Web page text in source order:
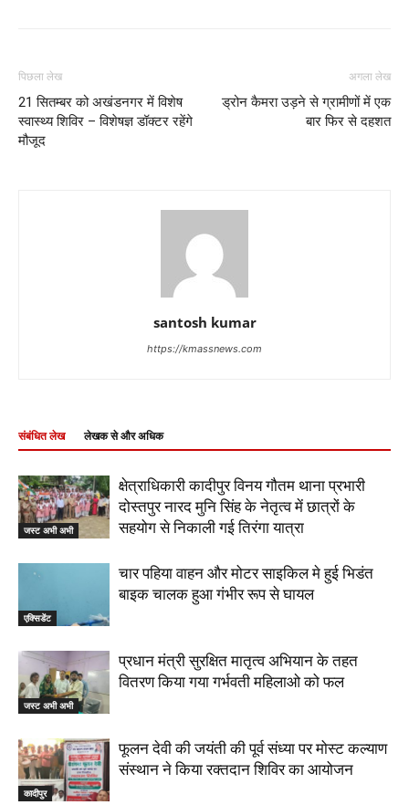
पिछला लेख
21 सितम्बर को अखंडनगर में विशेष
स्वास्थ्य शिविर – विशेषज्ञ डॉक्टर रहेंगे
मौजूद
अगला लेख
ड्रोन कैमरा उड़ने से ग्रामीणों में एक
बार फिर से दहशत
santosh kumar
https://kmassnews.com
संबंधित लेख लेखक से और अधिक
जस्ट अभी अभी
क्षेत्राधिकारी कादीपुर विनय गौतम थाना प्रभारी
दोस्तपुर नारद मुनि सिंह के नेतृत्व में छात्रों के
सहयोग से निकाली गई तिरंगा यात्रा
एक्सिडेंट
चार पहिया वाहन और मोटर साइकिल मे हुई भिडंत
बाइक चालक हुआ गंभीर रूप से घायल
जस्ट अभी अभी
प्रधान मंत्री सुरक्षित मातृत्व अभियान के तहत
वितरण किया गया गर्भवती महिलाओ को फल
कादीपुर
फूलन देवी की जयंती की पूर्व संध्या पर मोस्ट कल्याण
संस्थान ने किया रक्तदान शिविर का आयोजन